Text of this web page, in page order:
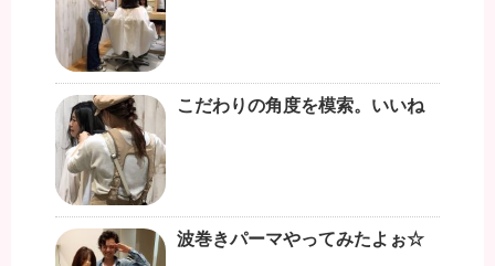
こだわりの角度を模索。いいね
波巻きパーマやってみたよぉ☆